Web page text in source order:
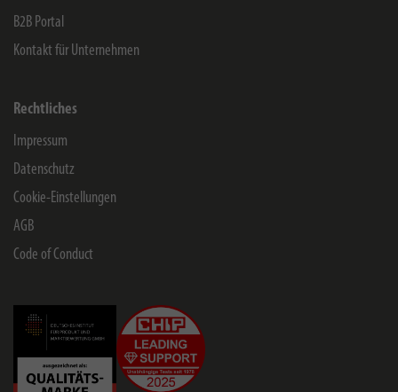
B2B Portal
Kontakt für Unternehmen
Rechtliches
Impressum
Datenschutz
Cookie-Einstellungen
AGB
Code of Conduct